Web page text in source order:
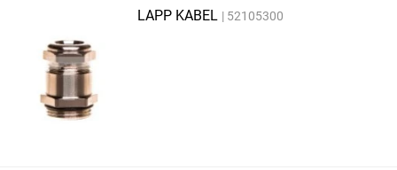
LAPP KABEL 52105300